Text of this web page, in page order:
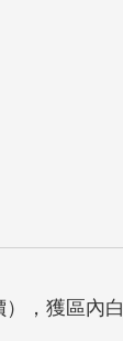
，獲區內白